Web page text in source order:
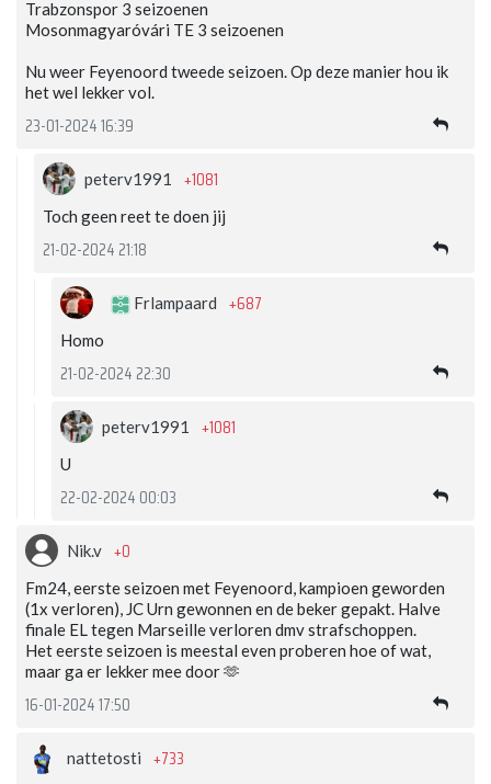
Trabzonspor 3 seizoenen
Mosonmagyaróvári TE 3 seizoenen
Nu weer Feyenoord tweede seizoen. Op deze manier hou ik
het wel lekker vol.
23-01-2024 16:39
peterv1991 +1081
Toch geen reet te doen jij
21-02-2024 21:18
Frlampaard +687
Homo
21-02-2024 22:30
peterv1991 +1081
U
22-02-2024 00:03
Nik.v +0
Fm24, eerste seizoen met Feyenoord, kampioen geworden
(1x verloren), JC Urn gewonnen en de beker gepakt. Halve
finale EL tegen Marseille verloren dmv strafschoppen.
Het eerste seizoen is meestal even proberen hoe of wat,
maar ga er lekker mee door 🫶
16-01-2024 17:50
nattetosti +733